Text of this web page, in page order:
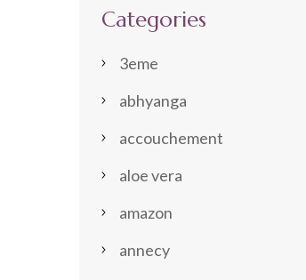
Categories
3eme
abhyanga
accouchement
aloe vera
amazon
annecy